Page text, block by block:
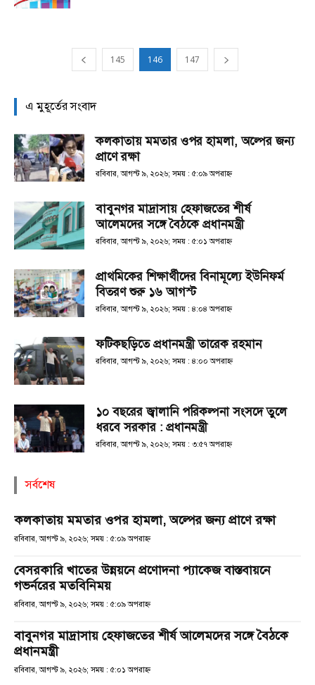
145 146 147
এ মুহূর্তের সংবাদ
কলকাতায় মমতার ওপর হামলা, অল্পের জন্য
প্রাণে রক্ষা
রবিবার, আগস্ট ৯, ২০২৬; সময় : ৫:০৯ অপরাহ্ণ
বাবুনগর মাদ্রাসায় হেফাজতের শীর্ষ
আলেমদের সঙ্গে বৈঠকে প্রধানমন্ত্রী
রবিবার, আগস্ট ৯, ২০২৬; সময় : ৫:০১ অপরাহ্ণ
প্রাথমিকের শিক্ষার্থীদের বিনামূল্যে ইউনিফর্ম
বিতরণ শুরু ১৬ আগস্ট
রবিবার, আগস্ট ৯, ২০২৬; সময় : ৪:০৪ অপরাহ্ণ
ফটিকছড়িতে প্রধানমন্ত্রী তারেক রহমান
রবিবার, আগস্ট ৯, ২০২৬; সময় : ৪:০০ অপরাহ্ণ
১০ বছরের জ্বালানি পরিকল্পনা সংসদে তুলে
ধরবে সরকার : প্রধানমন্ত্রী
রবিবার, আগস্ট ৯, ২০২৬; সময় : ৩:৫৭ অপরাহ্ণ
সর্বশেষ
কলকাতায় মমতার ওপর হামলা, অল্পের জন্য প্রাণে রক্ষা
রবিবার, আগস্ট ৯, ২০২৬; সময় : ৫:০৯ অপরাহ্ণ
বেসরকারি খাতের উন্নয়নে প্রণোদনা প্যাকেজ বাস্তবায়নে
গভর্নরের মতবিনিময়
রবিবার, আগস্ট ৯, ২০২৬; সময় : ৫:০৯ অপরাহ্ণ
বাবুনগর মাদ্রাসায় হেফাজতের শীর্ষ আলেমদের সঙ্গে বৈঠকে
প্রধানমন্ত্রী
রবিবার, আগস্ট ৯, ২০২৬; সময় : ৫:০১ অপরাহ্ণ